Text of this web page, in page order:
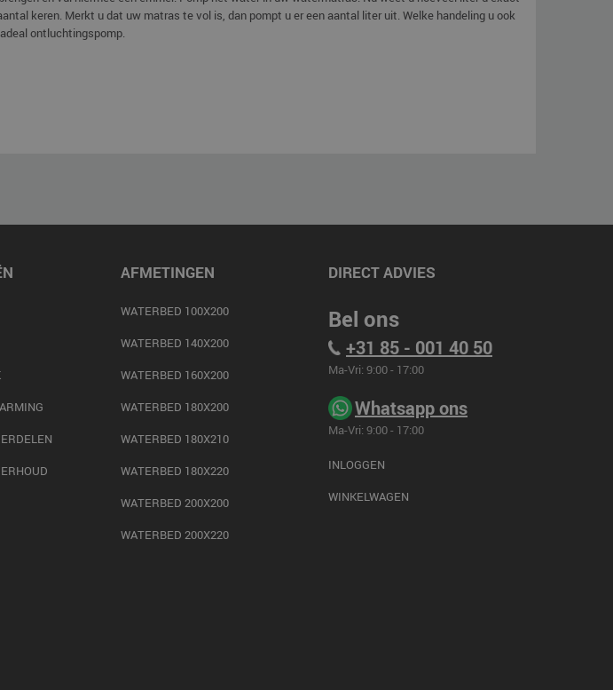
keren. Merkt u dat uw matras te vol is, dan pompt u er een aantal liter uit. Welke handeling u ook
ontluchtingspomp.
AFMETINGEN
WATERBED 100X200
WATERBED 140X200
WATERBED 160X200
WATERBED 180X200
WATERBED 180X210
WATERBED 180X220
WATERBED 200X200
WATERBED 200X220
DIRECT ADVIES
Bel ons
+31 85 - 001 40 50
Ma-Vri: 9:00 - 17:00
Whatsapp ons
Ma-Vri: 9:00 - 17:00
INLOGGEN
WINKELWAGEN